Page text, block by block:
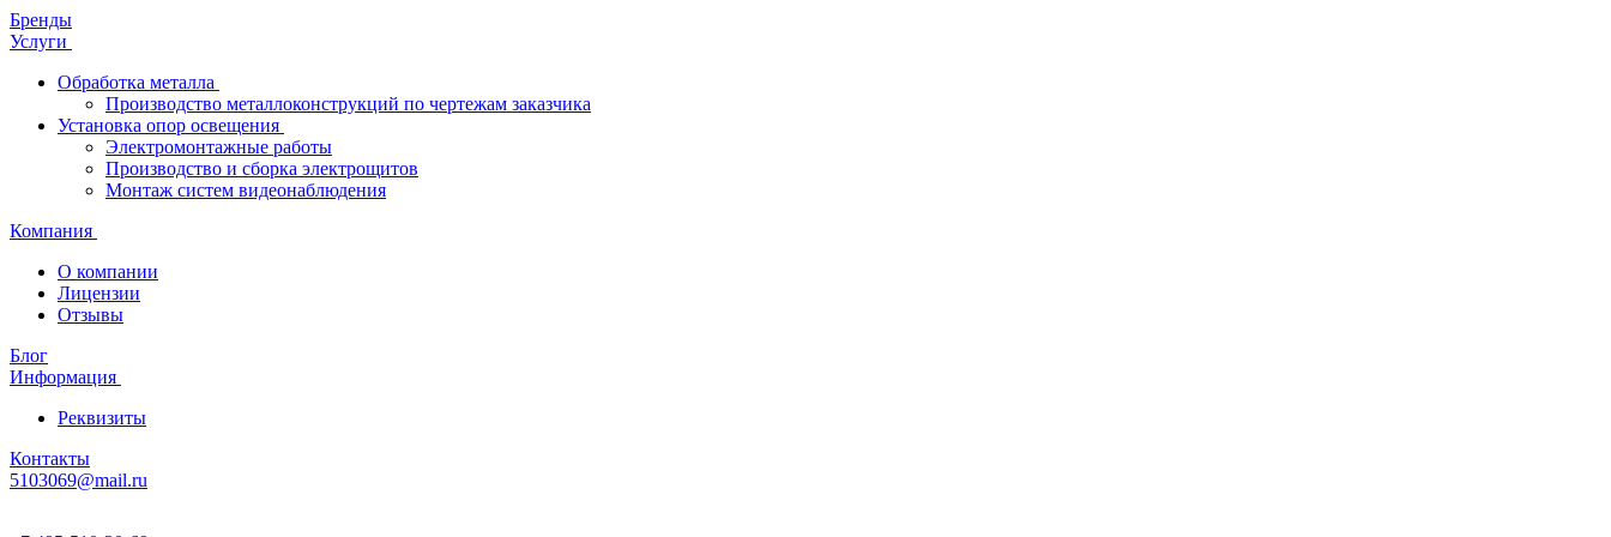
Бренды
Услуги
Обработка металла
Производство металлоконструкций по чертежам заказчика
Установка опор освещения
Электромонтажные работы
Производство и сборка электрощитов
Монтаж систем видеонаблюдения
Компания
О компании
Лицензии
Отзывы
Блог
Информация
Реквизиты
Контакты
5103069@mail.ru